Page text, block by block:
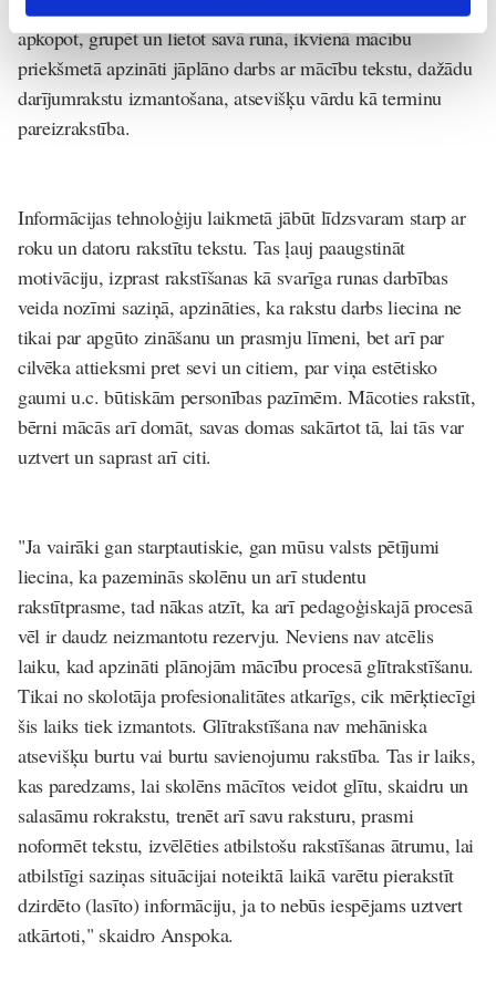
apgūtos paņēmienus iegūt informāciju no teksta, to
apkopot, grupēt un lietot savā runā, ikvienā mācību
priekšmetā apzināti jāplāno darbs ar mācību tekstu, dažādu
darījumrakstu izmantošana, atsevišķu vārdu kā terminu
pareizrakstība.
Informācijas tehnoloģiju laikmetā jābūt līdzsvaram starp ar
roku un datoru rakstītu tekstu. Tas ļauj paaugstināt
motivāciju, izprast rakstīšanas kā svarīga runas darbības
veida nozīmi saziņā, apzināties, ka rakstu darbs liecina ne
tikai par apgūto zināšanu un prasmju līmeni, bet arī par
cilvēka attieksmi pret sevi un citiem, par viņa estētisko
gaumi u.c. būtiskām personības pazīmēm. Mācoties rakstīt,
bērni mācās arī domāt, savas domas sakārtot tā, lai tās var
uztvert un saprast arī citi.
"Ja vairāki gan starptautiskie, gan mūsu valsts pētījumi
liecina, ka pazeminās skolēnu un arī studentu
rakstītprasme, tad nākas atzīt, ka arī pedagoģiskajā procesā
vēl ir daudz neizmantotu rezervju. Neviens nav atcēlis
laiku, kad apzināti plānojām mācību procesā glītrakstīšanu.
Tikai no skolotāja profesionalitātes atkarīgs, cik mērķtiecīgi
šis laiks tiek izmantots. Glītrakstīšana nav mehāniska
atsevišķu burtu vai burtu savienojumu rakstība. Tas ir laiks,
kas paredzams, lai skolēns mācītos veidot glītu, skaidru un
salasāmu rokrakstu, trenēt arī savu raksturu, prasmi
noformēt tekstu, izvēlēties atbilstošu rakstīšanas ātrumu, lai
atbilstīgi saziņas situācijai noteiktā laikā varētu pierakstīt
dzirdēto (lasīto) informāciju, ja to nebūs iespējams uztvert
atkārtoti," skaidro Anspoka.